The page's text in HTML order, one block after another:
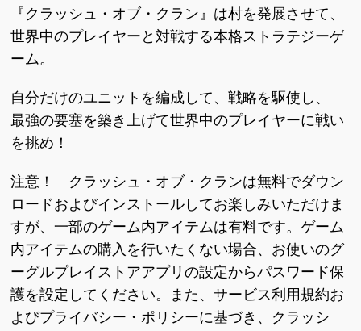
『クラッシュ・オブ・クラン』は村を発展させて、
世界中のプレイヤーと対戦する本格ストラテジーゲ
ーム。
自分だけのユニットを編成して、戦略を駆使し、
最強の要塞を築き上げて世界中のプレイヤーに戦い
を挑め！
注意！ クラッシュ・オブ・クランは無料でダウン
ロードおよびインストールしてお楽しみいただけま
すが、一部のゲーム内アイテムは有料です。ゲーム
内アイテムの購入を行いたくない場合、お使いのグ
ーグルプレイストアアプリの設定からパスワード保
護を設定してください。​また、サービス利用規約お
よびプライバシー・ポリシーに基づき、クラッシ